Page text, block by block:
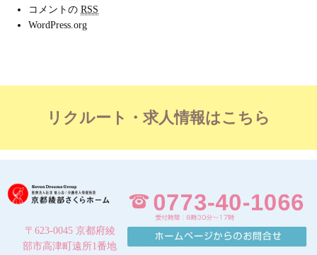
コメントの RSS
WordPress.org
リクルート・求人情報はこちら
〒623-0045 京都府綾
部市高津町遠所1番地